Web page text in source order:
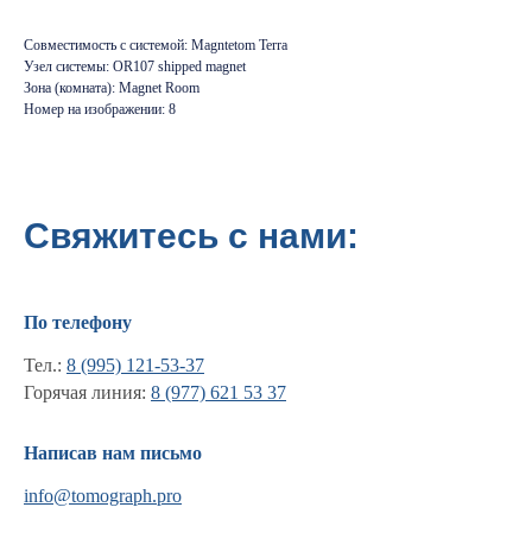
Совместимость с системой: Magntetom Terra
Узел системы: OR107 shipped magnet
Зона (комната): Magnet Room
Номер на изображении: 8
Свяжитесь с нами:
По телефону
Тел.: 8 (995) 121-53-37
Горячая линия: 8 (977) 621 53 37
Написав нам письмо
info@tomograph.pro
Информация
Новости и статьи